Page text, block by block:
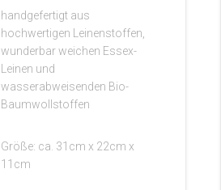
handgefertigt aus
hochwertigen Leinenstoffen,
wunderbar weichen Essex-
Leinen und
wasserabweisenden Bio-
Baumwollstoffen
Größe: ca. 31cm x 22cm x
11cm